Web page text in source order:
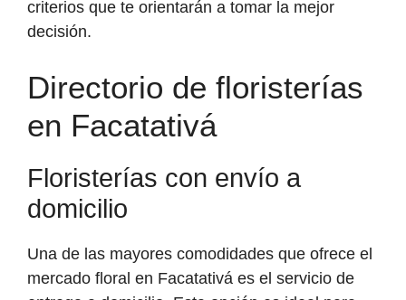
criterios que te orientarán a tomar la mejor
decisión.
Directorio de floristerías
en Facatativá
Floristerías con envío a
domicilio
Una de las mayores comodidades que ofrece el
mercado floral en Facatativá es el servicio de